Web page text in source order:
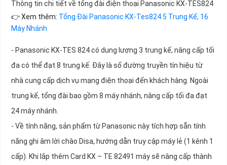
Thông tin chi tiết về tổng đài điện thoại Panasonic KX-TES824
👉 Xem thêm: Tổng Đài Panasonic KX-Tes824 5 Trung Kế, 16
Máy Nhánh
- Panasonic KX-TES 824 có dung lượng 3 trung kế, nâng cấp tối
đa có thể đạt 8 trung kế. Đây là số đường truyền tín hiệu từ
nhà cung cấp dịch vụ mạng điện thoại đến khách hàng. Ngoài
trung kế, tổng đài bao gồm 8 máy nhánh, nâng cấp tối đa đạt
24 máy nhánh.
- Về tính năng, sản phẩm từ Panasonic này tích hợp sẵn tính
năng ghi âm lời chào Disa, hướng dẫn truy cập máy lẻ (1 kênh 1
cấp). Khi lắp thêm Card KX – TE 82491 máy sẽ nâng cấp thành